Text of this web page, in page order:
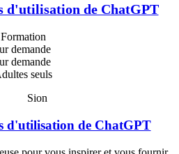
d'utilisation de ChatGPT
Formation
demande
demande
seuls
Sion
d'utilisation de ChatGPT